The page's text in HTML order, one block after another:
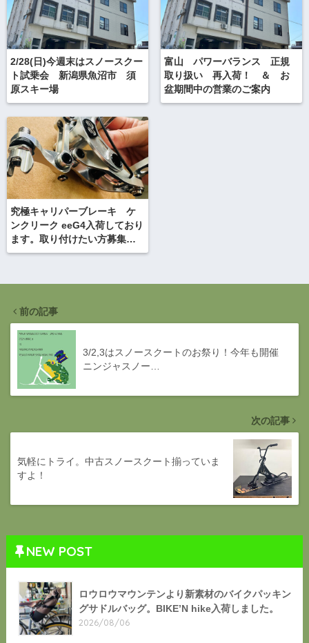
2/28(日)今週末はスノースクー
ト試乗会 新潟県魚沼市 須
原スキー場
富山 パワーバランス 正規
取り扱い 再入荷！ ＆ お
盆期間中の営業のご案内
究極キャリパーブレーキ ケ
ンクリーク eeG4入荷しており
ます。取り付けたい方募集
中！
前の記事
3/2,3はスノースクートのお祭り！今年も開催
ニンジャスノー…
次の記事
気軽にトライ。中古スノースクート揃っていま
すよ！
NEW POST
ロウロウマウンテンより新素材のバイクパッキン
グサドルバッグ。BIKE’N hike入荷しました。
2026/08/06